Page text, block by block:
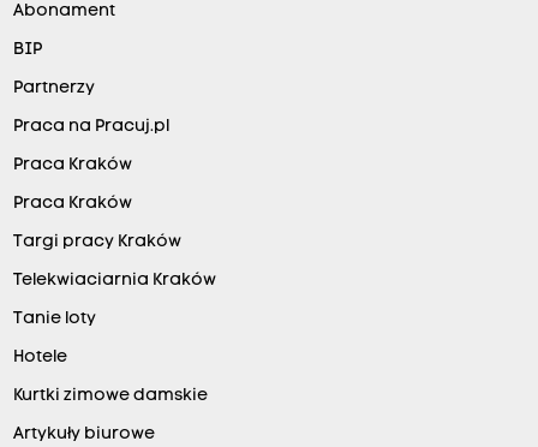
Abonament
BIP
Partnerzy
Praca na Pracuj.pl
Praca Kraków
Praca Kraków
Targi pracy Kraków
Telekwiaciarnia Kraków
Tanie loty
Hotele
Kurtki zimowe damskie
Artykuły biurowe